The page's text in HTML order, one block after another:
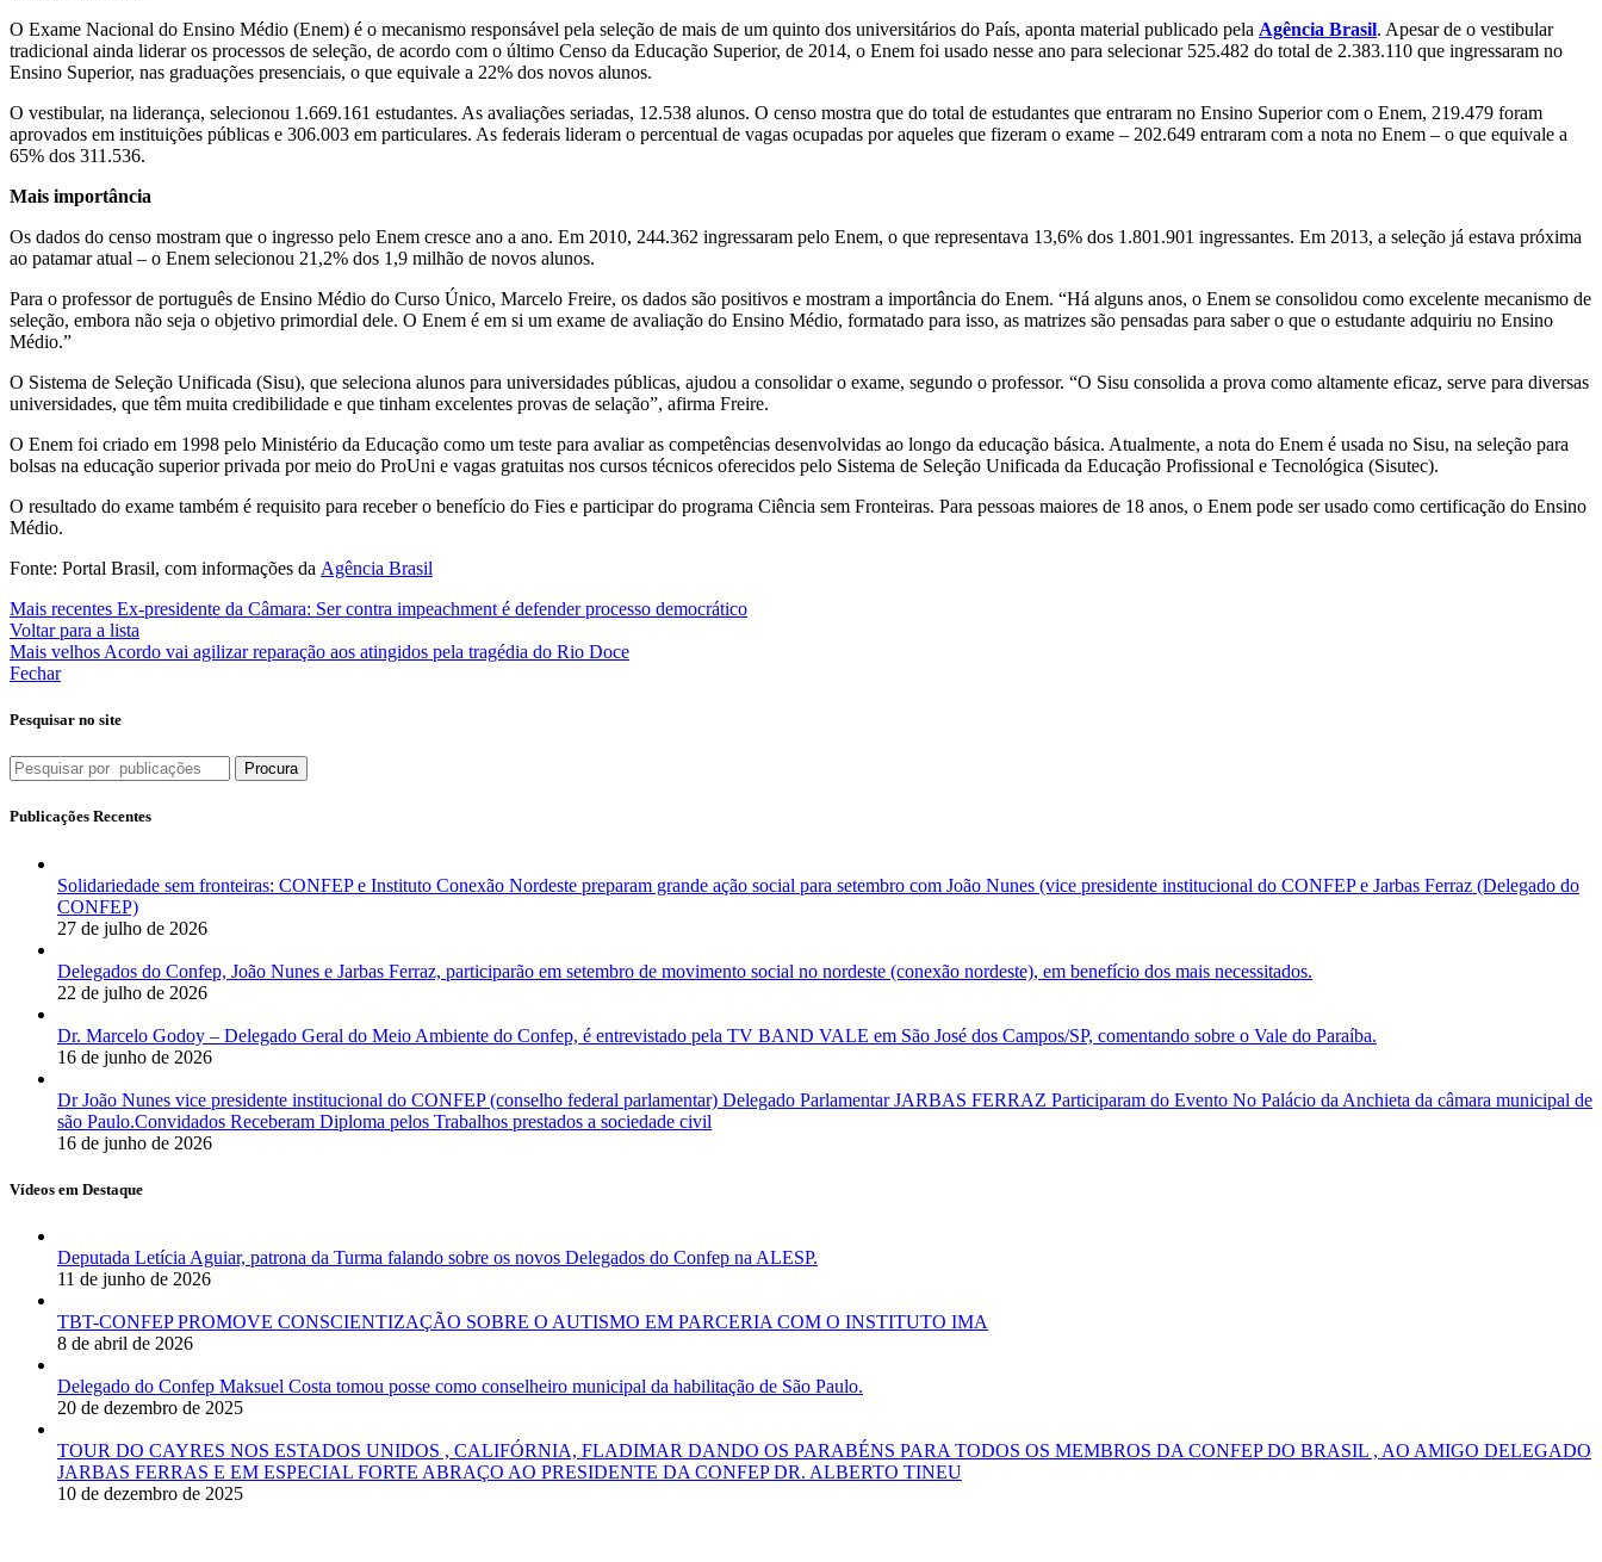
O Exame Nacional do Ensino Médio (Enem) é o mecanismo responsável pela seleção de mais de um quinto dos universitários do País, aponta material publicado pela Agência Brasil. Apesar de o vestibular
tradicional ainda liderar os processos de seleção, de acordo com o último Censo da Educação Superior, de 2014, o Enem foi usado nesse ano para selecionar 525.482 do total de 2.383.110 que ingressaram no
Ensino Superior, nas graduações presenciais, o que equivale a 22% dos novos alunos.
O vestibular, na liderança, selecionou 1.669.161 estudantes. As avaliações seriadas, 12.538 alunos. O censo mostra que do total de estudantes que entraram no Ensino Superior com o Enem, 219.479 foram
aprovados em instituições públicas e 306.003 em particulares. As federais lideram o percentual de vagas ocupadas por aqueles que fizeram o exame – 202.649 entraram com a nota no Enem – o que equivale a
65% dos 311.536.
Mais importância
Os dados do censo mostram que o ingresso pelo Enem cresce ano a ano. Em 2010, 244.362 ingressaram pelo Enem, o que representava 13,6% dos 1.801.901 ingressantes. Em 2013, a seleção já estava próxima
ao patamar atual – o Enem selecionou 21,2% dos 1,9 milhão de novos alunos.
Para o professor de português de Ensino Médio do Curso Único, Marcelo Freire, os dados são positivos e mostram a importância do Enem. “Há alguns anos, o Enem se consolidou como excelente mecanismo de
seleção, embora não seja o objetivo primordial dele. O Enem é em si um exame de avaliação do Ensino Médio, formatado para isso, as matrizes são pensadas para saber o que o estudante adquiriu no Ensino
Médio.”
O Sistema de Seleção Unificada (Sisu), que seleciona alunos para universidades públicas, ajudou a consolidar o exame, segundo o professor. “O Sisu consolida a prova como altamente eficaz, serve para diversas
universidades, que têm muita credibilidade e que tinham excelentes provas de selação”, afirma Freire.
O Enem foi criado em 1998 pelo Ministério da Educação como um teste para avaliar as competências desenvolvidas ao longo da educação básica. Atualmente, a nota do Enem é usada no Sisu, na seleção para
bolsas na educação superior privada por meio do ProUni e vagas gratuitas nos cursos técnicos oferecidos pelo Sistema de Seleção Unificada da Educação Profissional e Tecnológica (Sisutec).
O resultado do exame também é requisito para receber o benefício do Fies e participar do programa Ciência sem Fronteiras. Para pessoas maiores de 18 anos, o Enem pode ser usado como certificação do Ensino
Médio.
Fonte: Portal Brasil, com informações da Agência Brasil
Mais recentes Ex-presidente da Câmara: Ser contra impeachment é defender processo democrático
Voltar para a lista
Mais velhos Acordo vai agilizar reparação aos atingidos pela tragédia do Rio Doce
Fechar
Pesquisar no site
Procura
Publicações Recentes
Solidariedade sem fronteiras: CONFEP e Instituto Conexão Nordeste preparam grande ação social para setembro com João Nunes (vice presidente institucional do CONFEP e Jarbas Ferraz (Delegado do
CONFEP)
27 de julho de 2026
Delegados do Confep, João Nunes e Jarbas Ferraz, participarão em setembro de movimento social no nordeste (conexão nordeste), em benefício dos mais necessitados.
22 de julho de 2026
Dr. Marcelo Godoy – Delegado Geral do Meio Ambiente do Confep, é entrevistado pela TV BAND VALE em São José dos Campos/SP, comentando sobre o Vale do Paraíba.
16 de junho de 2026
Dr João Nunes vice presidente institucional do CONFEP (conselho federal parlamentar) Delegado Parlamentar JARBAS FERRAZ Participaram do Evento No Palácio da Anchieta da câmara municipal de
são Paulo.Convidados Receberam Diploma pelos Trabalhos prestados a sociedade civil
16 de junho de 2026
Vídeos em Destaque
Deputada Letícia Aguiar, patrona da Turma falando sobre os novos Delegados do Confep na ALESP.
11 de junho de 2026
TBT-CONFEP PROMOVE CONSCIENTIZAÇÃO SOBRE O AUTISMO EM PARCERIA COM O INSTITUTO IMA
8 de abril de 2026
Delegado do Confep Maksuel Costa tomou posse como conselheiro municipal da habilitação de São Paulo.
20 de dezembro de 2025
TOUR DO CAYRES NOS ESTADOS UNIDOS , CALIFÓRNIA, FLADIMAR DANDO OS PARABÉNS PARA TODOS OS MEMBROS DA CONFEP DO BRASIL , AO AMIGO DELEGADO
JARBAS FERRAS E EM ESPECIAL FORTE ABRAÇO AO PRESIDENTE DA CONFEP DR. ALBERTO TINEU
10 de dezembro de 2025